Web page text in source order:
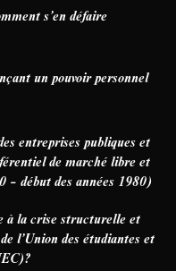
s’en défaire
un pouvoir personnel
entreprises publiques et
de marché libre et
début des années 1980)
à la crise structurelle et
l’Union des étudiantes et